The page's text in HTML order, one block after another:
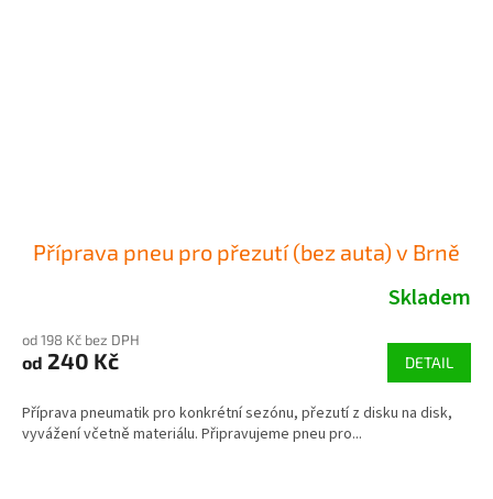
Příprava pneu pro přezutí (bez auta) v Brně
Skladem
od 198 Kč bez DPH
od 240 Kč DETAIL
Příprava pneumatik pro konkrétní sezónu, přezutí z disku na disk,
vyvážení včetně materiálu. Připravujeme pneu pro...